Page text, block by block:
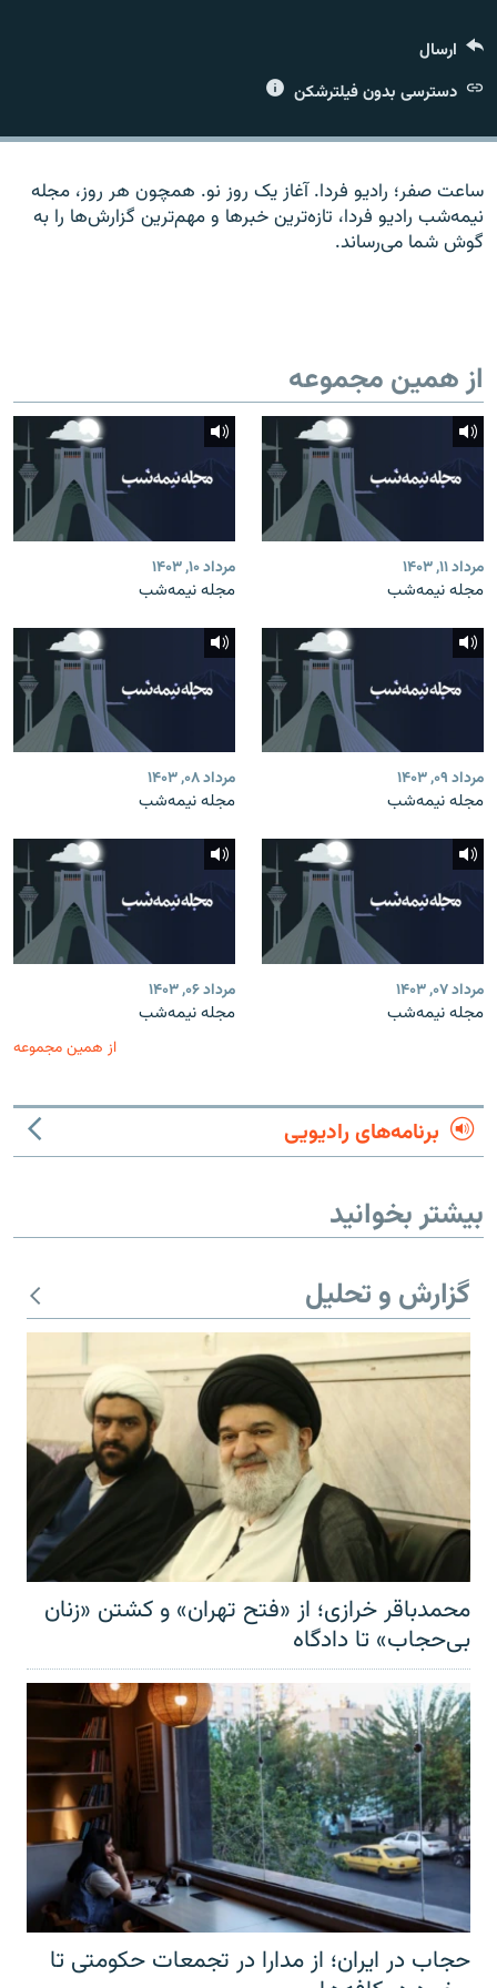
زبان‌های دیگر
ارسال
دسترسی بدون فیلترشکن
ساعت صفر؛ رادیو فردا. آغاز یک روز نو. همچون هر روز، مجله
نیمه‌شب رادیو فردا، تازه‌ترین خبرها و مهم‌ترین گزارش‌ها را به
گوش شما می‌رساند.
از همین مجموعه
مرداد ۱۱, ۱۴۰۳
مجله نیمه‌شب
مرداد ۱۰, ۱۴۰۳
مجله نیمه‌شب
مرداد ۰۹, ۱۴۰۳
مجله نیمه‌شب
مرداد ۰۸, ۱۴۰۳
مجله نیمه‌شب
مرداد ۰۷, ۱۴۰۳
مجله نیمه‌شب
مرداد ۰۶, ۱۴۰۳
مجله نیمه‌شب
از همین مجموعه
برنامه‌های رادیویی
بیشتر بخوانید
گزارش و تحلیل
محمدباقر خرازی؛ از «فتح تهران» و کشتن «زنان
بی‌حجاب» تا دادگاه
حجاب در ایران؛ از مدارا در تجمعات حکومتی تا